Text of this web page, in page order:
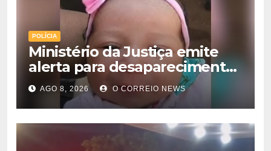
POLÍCIA
Ministério da Justiça emite
alerta para desaparecimento
de bebê de 28 dias em MS;
polícia apura suposto
sequestro
AGO 8, 2026 O CORREIO NEWS